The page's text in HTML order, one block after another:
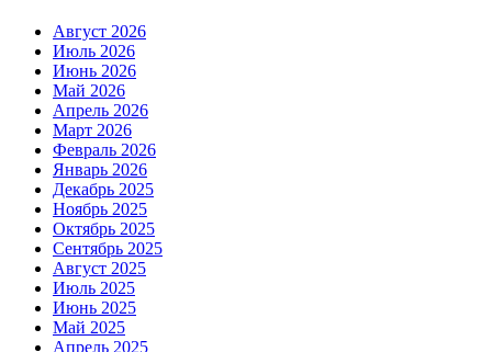
Август 2026
Июль 2026
Июнь 2026
Май 2026
Апрель 2026
Март 2026
Февраль 2026
Январь 2026
Декабрь 2025
Ноябрь 2025
Октябрь 2025
Сентябрь 2025
Август 2025
Июль 2025
Июнь 2025
Май 2025
Апрель 2025